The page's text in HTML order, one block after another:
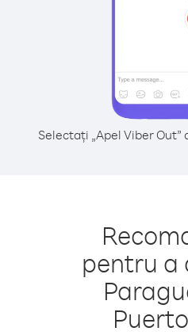
Selectați „Apel Viber
pentru a